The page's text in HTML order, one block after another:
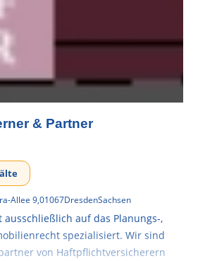
& Partner
Allee 9,01067DresdenSachsen
ausschließlich auf das Planungs-,
spezialisiert. Wir sind
von Haftpflichtversicherern